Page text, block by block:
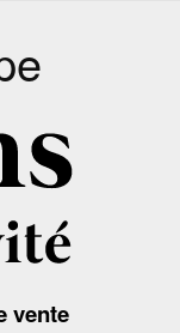
vente